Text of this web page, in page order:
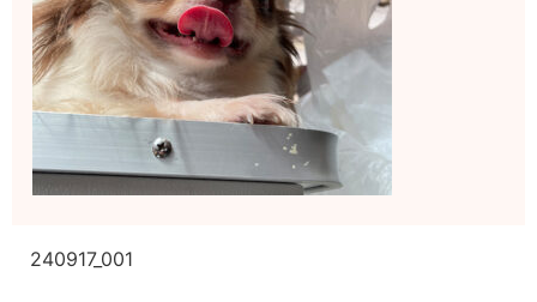
240917_001